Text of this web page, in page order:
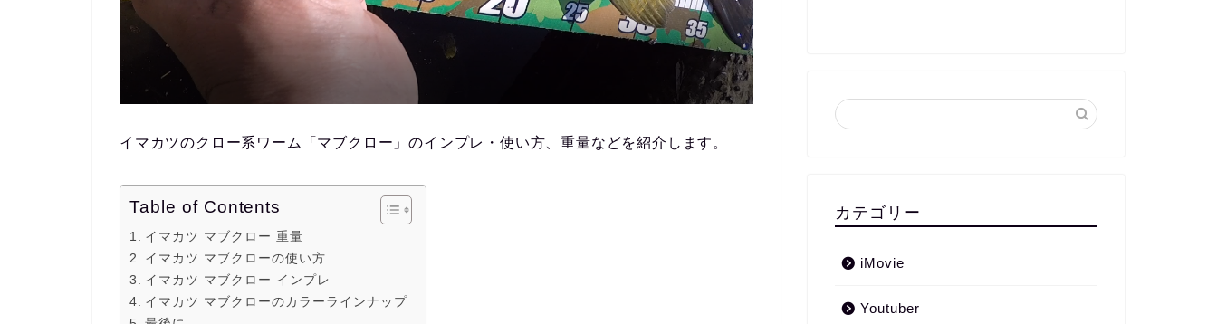
イマカツのクロー系ワーム「マブクロー」のインプレ・使い方、重量などを紹介します。
Table of Contents
イマカツ マブクロー 重量
イマカツ マブクローの使い方
イマカツ マブクロー インプレ
イマカツ マブクローのカラーラインナップ
カテゴリー
iMovie
Youtuber